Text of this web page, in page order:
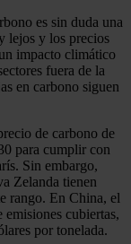
es sin duda una
lejos y los precios
impacto climático
fuera de la
en carbono siguen
de carbono de
para cumplir con
Sin embargo,
Zelanda tienen
rango. En China, el
emisiones cubiertas,
por tonelada.